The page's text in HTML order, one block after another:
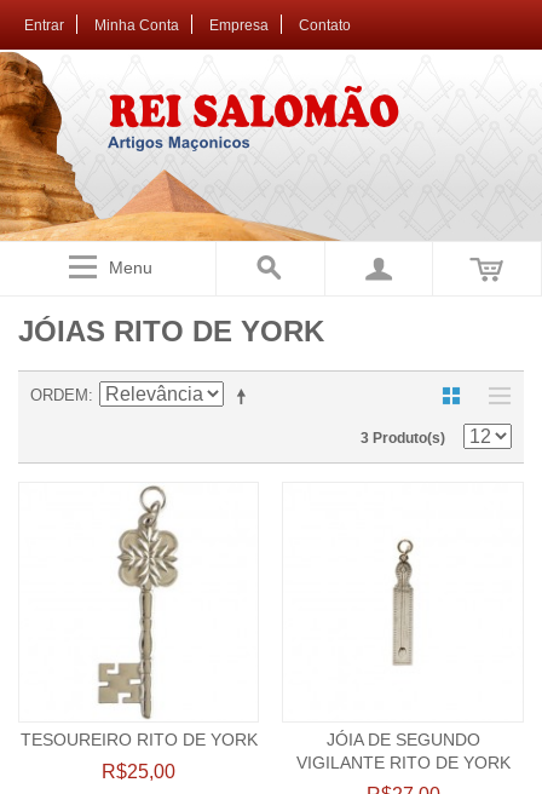
Entrar Minha Conta Empresa Contato
Menu
JÓIAS RITO DE YORK
ORDEM
3 Produto(s)
TESOUREIRO RITO DE YORK
R$25,00
JÓIA DE SEGUNDO
VIGILANTE RITO DE YORK